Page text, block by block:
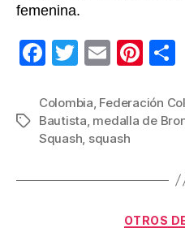
femenina.
F
c
e
o
T
tt
er
E
ail
Pi
er
e
Etiquetas
Colombia, Federación
Bautista, medalla de
Squash, squash
OTROS